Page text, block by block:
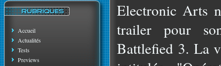
Accueil
Actualités
Tests
Previews
Electronic Arts
trailer pour
Battlefied 3. La